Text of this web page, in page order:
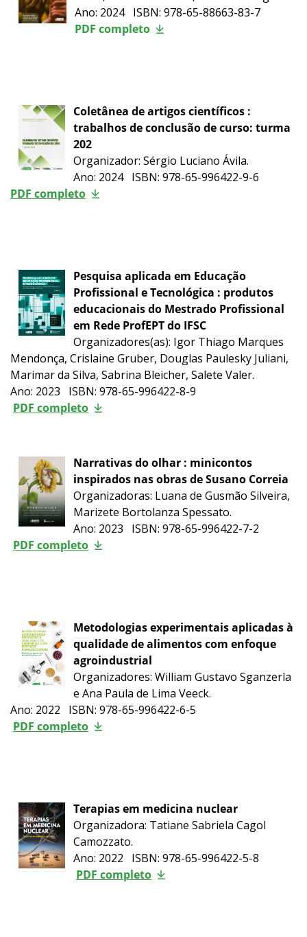
Ano: 2024 ISBN: 978-65-88663-83-7
PDF completo
Coletânea de artigos científicos :
trabalhos de conclusão de curso: turma
202
Organizador: Sérgio Luciano Ávila.
Ano: 2024 ISBN: 978-65-996422-9-6
PDF completo
Pesquisa aplicada em Educação
Profissional e Tecnológica : produtos
educacionais do Mestrado Profissional
em Rede ProfEPT do IFSC
Organizadores(as): Igor Thiago Marques
Mendonça, Crislaine Gruber, Douglas Paulesky Juliani,
Marimar da Silva, Sabrina Bleicher, Salete Valer.
Ano: 2023 ISBN: 978-65-996422-8-9
PDF completo
Narrativas do olhar : minicontos
inspirados nas obras de Susano Correia
Organizadoras: Luana de Gusmão Silveira,
Marizete Bortolanza Spessato.
Ano: 2023 ISBN: 978-65-996422-7-2
PDF completo
Metodologias experimentais aplicadas à
qualidade de alimentos com enfoque
agroindustrial
Organizadores: William Gustavo Sganzerla
e Ana Paula de Lima Veeck.
Ano: 2022 ISBN: 978-65-996422-6-5
PDF completo
Terapias em medicina nuclear
Organizadora: Tatiane Sabriela Cagol
Camozzato.
Ano: 2022 ISBN: 978-65-996422-5-8
PDF completo